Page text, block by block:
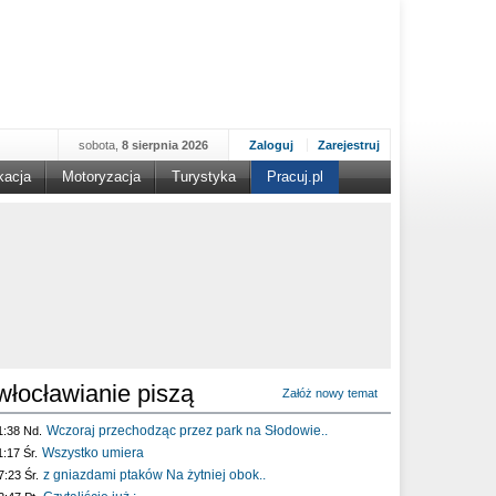
Zaloguj Zarejestruj
sobota, 8 sierpnia 2026
Motoryzacja Turystyka Pracuj.pl
piszą Załóż nowy temat
Nd. Wczoraj przechodząc przez park na Słodowie..
Śr. Wszystko umiera
Śr. z gniazdami ptaków Na żytniej obok..